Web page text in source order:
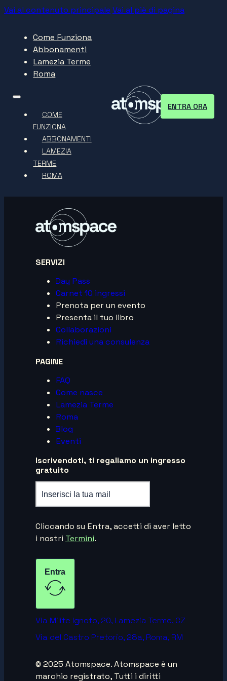
Vai al contenuto principale Vai al piè di pagina
Come Funziona
Abbonamenti
Lamezia Terme
Roma
COME
FUNZIONA
ABBONAMENTI
LAMEZIA
TERME
ROMA
ENTRA ORA
SERVIZI
Day Pass
Carnet 10 ingressi
Prenota per un evento
Presenta il tuo libro
Collaborazioni
Richiedi una consulenza
PAGINE
FAQ
Come nasce
Lamezia Terme
Roma
Blog
Eventi
Iscrivendoti, ti regaliamo un ingresso
gratuito
Cliccando su Entra, accetti di aver letto
i nostri Termini.
Entra
Via Milite Ignoto, 20, Lamezia Terme, CZ
Via del Castro Pretorio, 28a, Roma, RM
© 2025 Atomspace. Atomspace è un
marchio registrato, Tutti i diritti